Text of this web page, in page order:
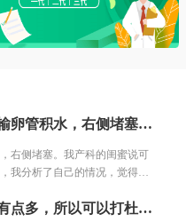
坚持做了输卵管造影，结果左侧输卵管积水，右侧堵塞。我产科的闺蜜说可以做腹腔镜，也可以试管。但是想了了几天，我分析了自己的情况，觉得手术之后再尝试，万一没怀复发还是要去试管。再者也怕自己怀容易宫外孕，我家离三附院比较近，打算直接去三附院，试管了。
右侧堵塞。我产科的闺蜜说可
我分析了自己的情况，觉得手
管了。
取卵了，当天医生通知取的肯定有点多，所以可以打杜冷丁，但不能止痛，只是镇定下。一早空腹去手术室签字，换了手术衣服进去等待。打了针我就躺床上等着，看着之前取卵的姐妹一个一个出来都哭了，我也怕的不行了。 结果出来了，取了22个，配对17个，结果冻胚5个囊胚1个。 取卵之后第三天，卵巢过度刺激征开始了，喝进去的水和食物根本排不出来。进去多出来少，可想而知多难受，短短几天，肚子如同怀孕几个月，全身鼓起来，吃不好睡不好。 由于积液严重，直接住院治疗，期间对几种治疗的药物全部过敏。每天只能挂葡萄糖，难受得想死。 最后听产科闺蜜建议，托人去医药公司买了人球白蛋白挂上，突然一晚跑了很多次厕所，第二天马上松快了许多。这关算是熬过去了。 补充下，造成卵巢过度刺激征的原因一个是因为年轻，卵巢敏感，受到大量药物刺激，激素水平失调，再者就是血液里的电解质缺失导致大量血液里的蛋白流失。